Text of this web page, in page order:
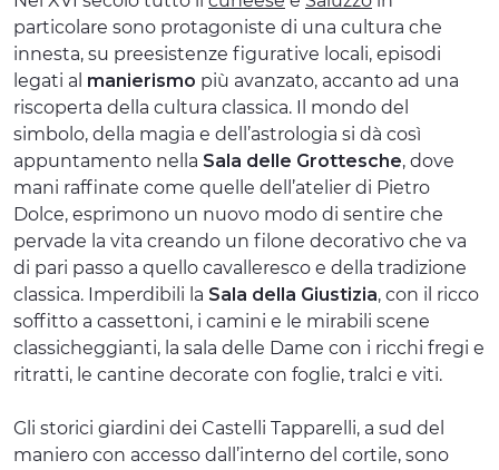
particolare sono protagoniste di una cultura che
innesta, su preesistenze figurative locali, episodi
legati al manierismo più avanzato, accanto ad una
riscoperta della cultura classica. Il mondo del
simbolo, della magia e dell’astrologia si dà così
appuntamento nella Sala delle Grottesche, dove
mani raffinate come quelle dell’atelier di Pietro
Dolce, esprimono un nuovo modo di sentire che
pervade la vita creando un filone decorativo che va
di pari passo a quello cavalleresco e della tradizione
classica. Imperdibili la Sala della Giustizia, con il ricco
soffitto a cassettoni, i camini e le mirabili scene
classicheggianti, la sala delle Dame con i ricchi fregi e
ritratti, le cantine decorate con foglie, tralci e viti.
Gli storici giardini dei Castelli Tapparelli, a sud del
maniero con accesso dall’interno del cortile, sono